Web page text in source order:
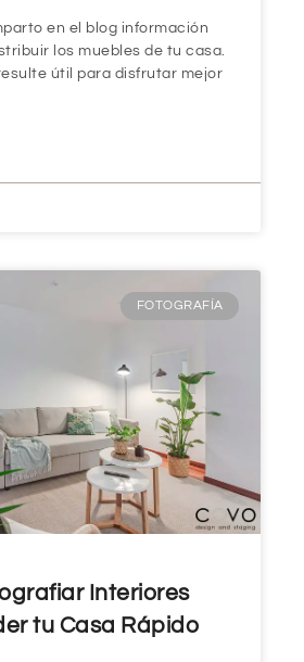
en el blog información
los muebles de tu casa.
útil para disfrutar mejor
FOTOGRAFÍA
Interiores
tu Casa Rápido